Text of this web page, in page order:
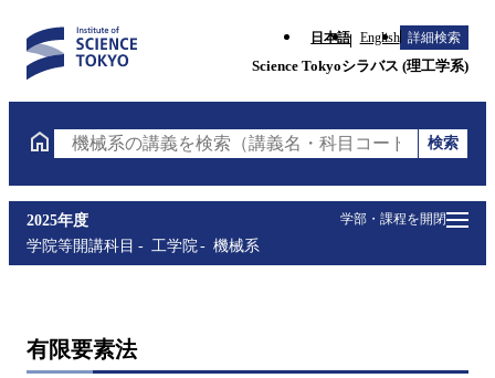
日本語 English 詳細検索
Science Tokyoシラバス (理工学系)
機械系の講義を検索（講義名・科目コード・担当教員
検索
学部・課程を開閉
2025年度
学院等開講科目
工学院 機械系
有限要素法